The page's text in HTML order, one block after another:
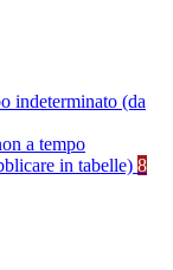
indeterminato (da
a tempo
in tabelle) 8